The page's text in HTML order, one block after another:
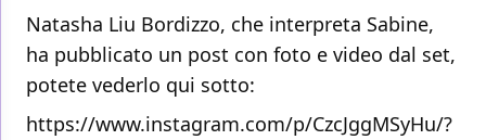
Natasha Liu Bordizzo, che interpreta Sabine,
ha pubblicato un post con foto e video dal set,
potete vederlo qui sotto:
https://www.instagram.com/p/CzcJggMSyHu/?